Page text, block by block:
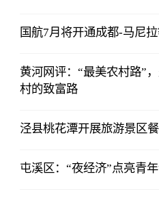
国航7月将开通成都-马尼
黄河网评：“最美农村路”
村的致富路
泾县桃花潭开展旅游景区
屯溪区：“夜经济”点亮青